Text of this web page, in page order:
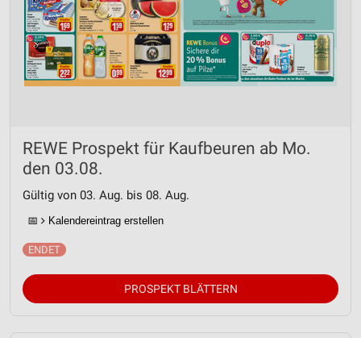
REWE Prospekt für Kaufbeuren ab Mo.
den 03.08.
Gültig von 03. Aug. bis 08. Aug.
📅 Kalendereintrag erstellen
PROSPEKT BLÄTTERN